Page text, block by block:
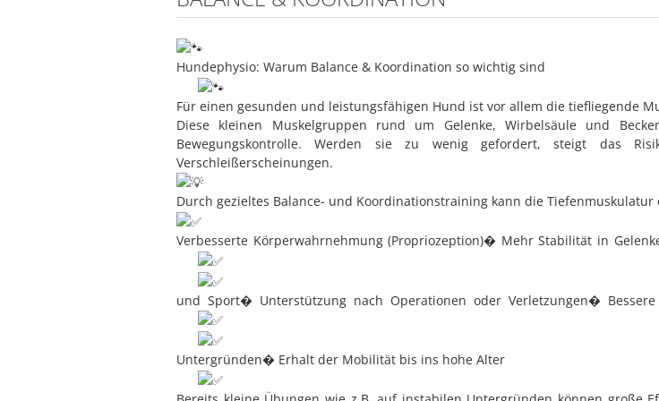
Hundephysio: Warum Balance & Koordination so wichtig sind
Für einen gesunden und leistungsfähigen Hund ist vor allem die tiefliegende
Diese kleinen Muskelgruppen rund um Gelenke, Wirbelsäule und
Bewegungskontrolle. Werden sie zu wenig gefordert, steigt das
Verschleißerscheinungen.
Durch gezieltes Balance- und Koordinationstraining kann die
Verbesserte Körperwahrnehmung (Propriozeption)� Mehr Stabilität in
und Sport� Unterstützung nach Operationen oder Verletzungen�
Untergründen� Erhalt der Mobilität bis ins hohe Alter